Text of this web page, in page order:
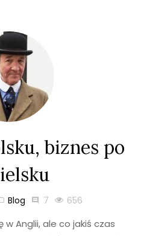
biznes po
Blog 7 656
Anglii, ale co jakiś czas